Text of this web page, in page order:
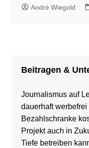
André Wiegold
Beitragen &
Journalismus auf
dauerhaft
Bezahlschranke
Projekt auch in
Tiefe betreiben